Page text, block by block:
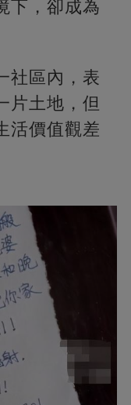
下，卻成為
社區內，表
片土地，但
活價值觀差